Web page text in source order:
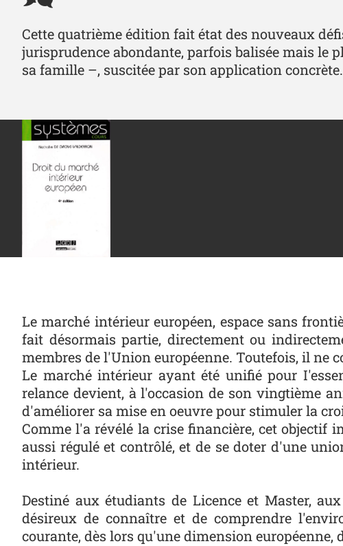
Cette quatrième édition fait état des nouveaux
jurisprudence abondante, parfois balisée mais le
sa famille –, suscitée par son application concrète.
Le marché intérieur européen, espace sans
fait désormais partie, directement ou
membres de l'Union européenne. Toutefois, il ne
Le marché intérieur ayant été unifié pour
relance devient, à l'occasion de son vingtième
d'améliorer sa mise en oeuvre pour stimuler la
Comme l'a révélé la crise financière, cet objectif
aussi régulé et contrôlé, et de se doter d'une
intérieur.
Destiné aux étudiants de Licence et Master,
désireux de connaître et de comprendre
courante, dès lors qu'une dimension